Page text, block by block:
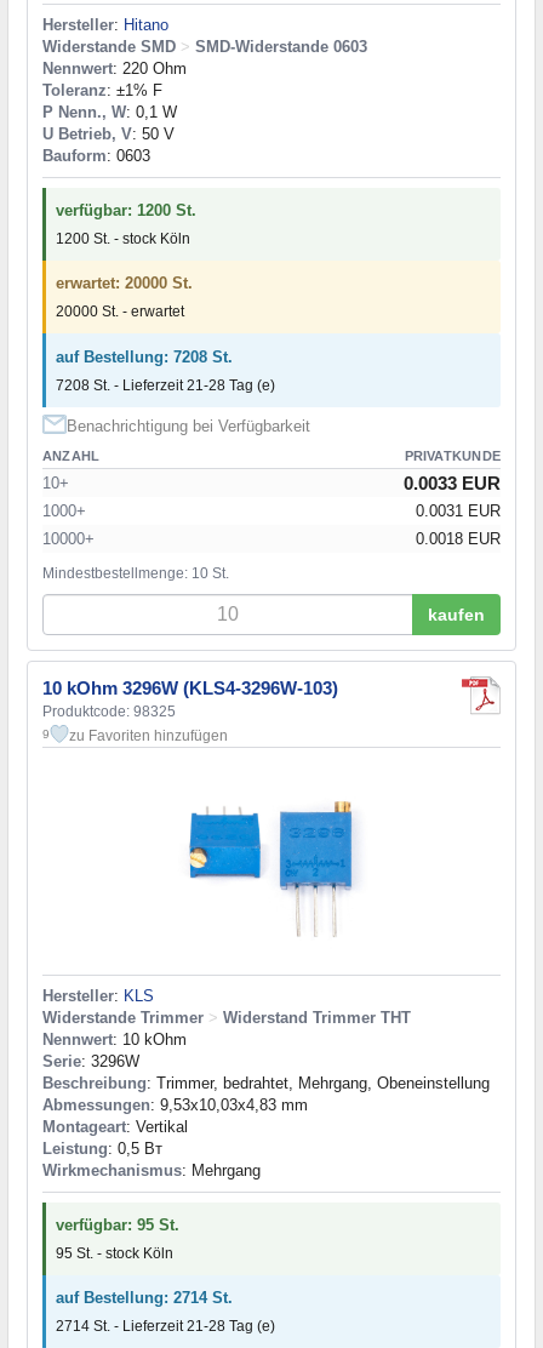
Hersteller: Hitano
Widerstande SMD > SMD-Widerstande 0603
Nennwert: 220 Ohm
Toleranz: ±1% F
P Nenn., W: 0,1 W
U Betrieb, V: 50 V
Bauform: 0603
verfügbar: 1200 St.
1200 St. - stock Köln
erwartet: 20000 St.
20000 St. - erwartet
auf Bestellung: 7208 St.
7208 St. - Lieferzeit 21-28 Tag (e)
Benachrichtigung bei Verfügbarkeit
ANZAHL PRIVATKUNDE
10+ 0.0033 EUR
1000+
0.0031 EUR
10000+
0.0018 EUR
Mindestbestellmenge: 10 St.
kaufen
10 kOhm 3296W (KLS4-3296W-103)
Produktcode: 98325
9 zu Favoriten hinzufügen
Hersteller: KLS
Widerstande Trimmer > Widerstand Trimmer THT
Nennwert: 10 kOhm
Serie: 3296W
Beschreibung: Trimmer, bedrahtet, Mehrgang, Obeneinstellung
Abmessungen: 9,53x10,03x4,83 mm
Montageart: Vertikal
Leistung: 0,5 Вт
Wirkmechanismus: Mehrgang
verfügbar: 95 St.
95 St. - stock Köln
auf Bestellung: 2714 St.
2714 St. - Lieferzeit 21-28 Tag (e)